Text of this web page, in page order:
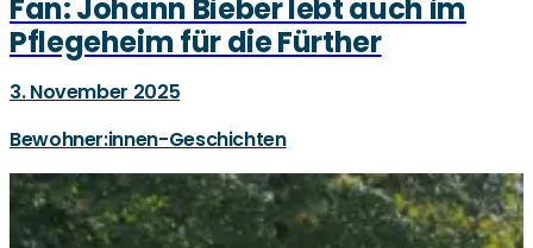
Fan: Johann Bieber lebt auch im
Pflegeheim für die Fürther
3. November 2025
Bewohner:innen-Geschichten